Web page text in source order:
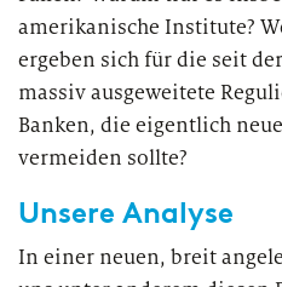
amerikanische Institute?
ergeben sich für die seit
massiv ausgeweitete
Banken, die eigentlich
vermeiden sollte?
Unsere Analyse
In einer neuen, breit